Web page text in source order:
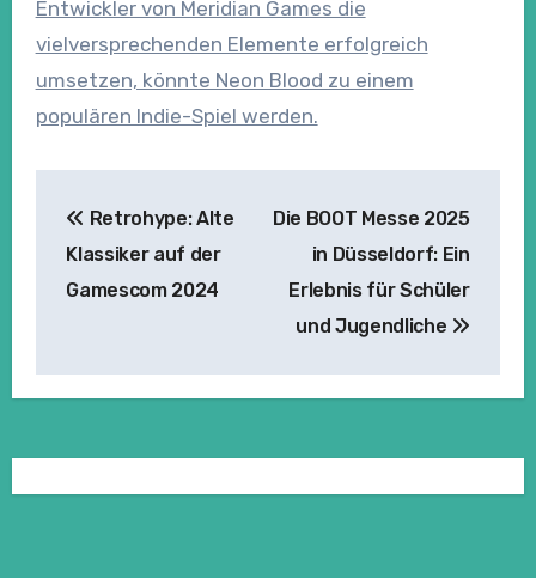
Entwickler von Meridian Games die
vielversprechenden Elemente erfolgreich
umsetzen, könnte Neon Blood zu einem
populären Indie-Spiel werden.
Retrohype: Alte
Klassiker auf der
Gamescom 2024
Die BOOT Messe 2025
in Düsseldorf: Ein
Erlebnis für Schüler
und Jugendliche